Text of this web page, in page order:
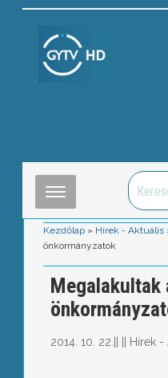
Kezdőlap » Hírek - Aktuális
önkormányzatok
Megalakultak
2014. 10. 22. Hírek -